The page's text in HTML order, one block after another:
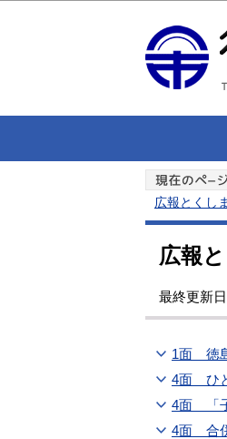
広報とくし
広報
最終更新
1面 徳
4面 ひ
4面 「
4面 合